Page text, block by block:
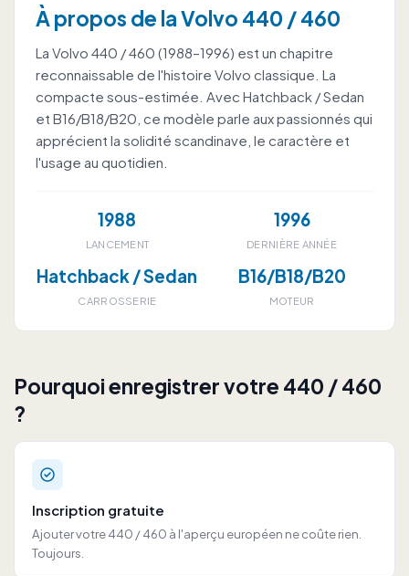
À propos de la Volvo 440 / 460
La Volvo 440 / 460 (1988–1996) est un chapitre
reconnaissable de l'histoire Volvo classique. La
compacte sous-estimée. Avec Hatchback / Sedan
et B16/B18/B20, ce modèle parle aux passionnés qui
apprécient la solidité scandinave, le caractère et
l'usage au quotidien.
1988
LANCEMENT
1996
DERNIÈRE ANNÉE
Hatchback / Sedan
CARROSSERIE
B16/B18/B20
MOTEUR
Pourquoi enregistrer votre 440 / 460
?
Inscription gratuite
Ajouter votre 440 / 460 à l'aperçu européen ne coûte rien.
Toujours.